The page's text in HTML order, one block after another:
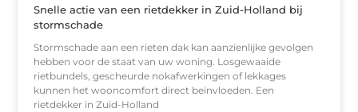
Snelle actie van een rietdekker in Zuid-Holland bij
stormschade
Stormschade aan een rieten dak kan aanzienlijke gevolgen
hebben voor de staat van uw woning. Losgewaaide
rietbundels, gescheurde nokafwerkingen of lekkages
kunnen het wooncomfort direct beïnvloeden. Een
rietdekker in Zuid-Holland